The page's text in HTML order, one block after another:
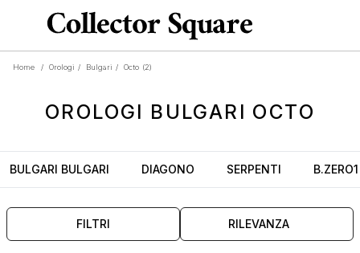
Home / Orologi / Bulgari / Octo (2)
OROLOGI BULGARI OCTO
BULGARI BULGARI DIAGONO SERPENTI B.ZERO1
FILTRI RILEVANZA